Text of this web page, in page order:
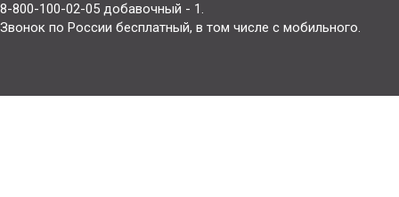
8-800-100-02-05 добавочный - 1.
Звонок по России бесплатный, в том числе с мобильного.